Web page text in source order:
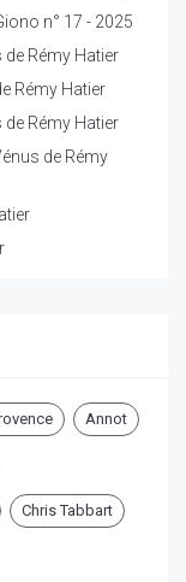
n° 17 - 2025
de Rémy Hatier
Rémy Hatier
de Rémy Hatier
de Rémy
Annot
Chris Tabbart